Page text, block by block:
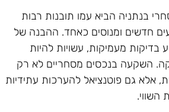
בנתניה הביא עמו תובנות רבות
חדשים ומנוסים כאחד. ההבנה של
מעמיקות, עשויות להיות
השקעה בנכסים מסחריים לא רק
גם פוטנציאל להערכות עתידיות